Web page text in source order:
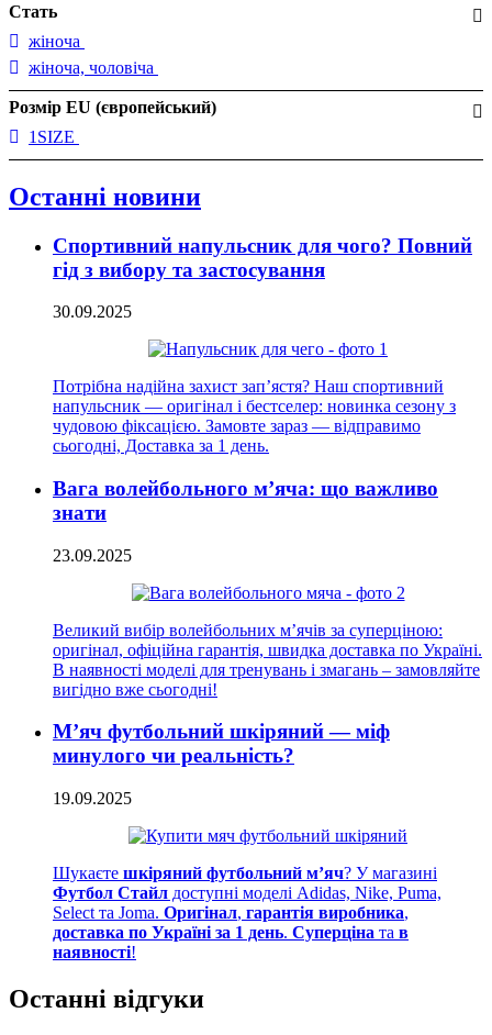
Стать
жіноча
жіноча, чоловіча
Розмір EU (європейський)
1SIZE
Останні новини
Спортивний напульсник для чого? Повний
гід з вибору та застосування
30.09.2025
Потрібна надійна захист зап’ястя? Наш спортивний
напульсник — оригінал і бестселер: новинка сезону з
чудовою фіксацією. Замовте зараз — відправимо
сьогодні, Доставка за 1 день.
Вага волейбольного м’яча: що важливо
знати
23.09.2025
Великий вибір волейбольних м’ячів за суперціною:
оригінал, офіційна гарантія, швидка доставка по Україні.
В наявності моделі для тренувань і змагань – замовляйте
вигідно вже сьогодні!
М’яч футбольний шкіряний — міф
минулого чи реальність?
19.09.2025
Шукаєте шкіряний футбольний м’яч? У магазині
Футбол Стайл доступні моделі Adidas, Nike, Puma,
Select та Joma. Оригінал, гарантія виробника,
доставка по Україні за 1 день. Суперціна та в
наявності!
Останні відгуки